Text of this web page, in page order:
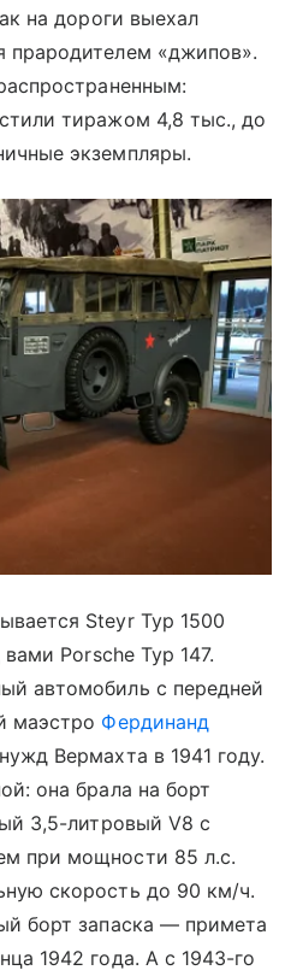
на дороги выехал
прародителем «джипов».
тиражом 4,8 тыс., до
экземпляры.
Steyr Typ 1500
Porsche Typ 147.
автомобиль с передней
маэстро Фердинанд
Вермахта в 1941 году.
она брала на борт
3,5-литровый V8 с
при мощности 85 л.с.
скорость до 90 км/ч.
борт запаска — примета
1942 года. А с 1943-го